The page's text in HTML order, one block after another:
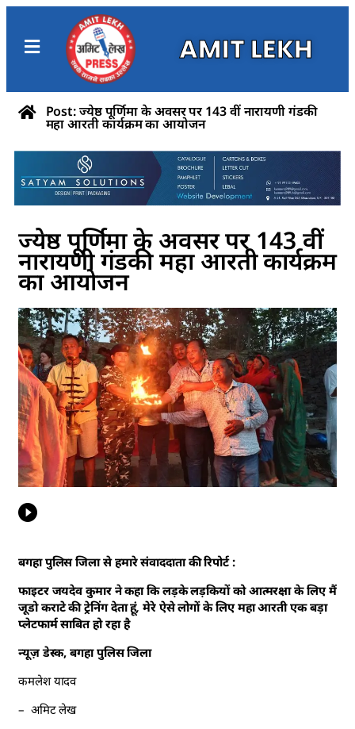
AMIT LEKH
Post: ज्येष्ठ पूर्णिमा के अवसर पर 143 वीं नारायणी गंडकी
महा आरती कार्यक्रम का आयोजन
ज्येष्ठ पूर्णिमा के अवसर पर 143 वीं
नारायणी गंडकी महा आरती कार्यक्रम
का आयोजन
बगहा पुलिस जिला से हमारे संवाददाता की रिपोर्ट :
फाइटर जयदेव कुमार ने कहा कि लड़के लड़कियों को आत्मरक्षा के लिए मैं
जूडो कराटे की ट्रेनिंग देता हूं, मेरे ऐसे लोगों के लिए महा आरती एक बड़ा
प्लेटफार्म साबित हो रहा है
न्यूज़ डेस्क, बगहा पुलिस जिला
कमलेश यादव
– अमिट लेख